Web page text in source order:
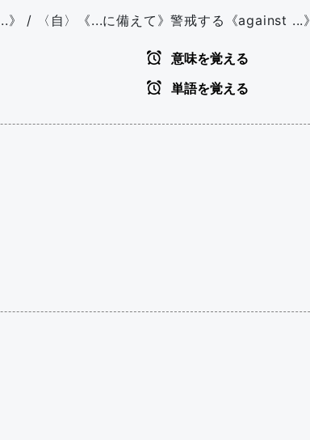
/ 〈自〉《...に備えて》警戒する《against ...》
意味を覚える
単語を覚える